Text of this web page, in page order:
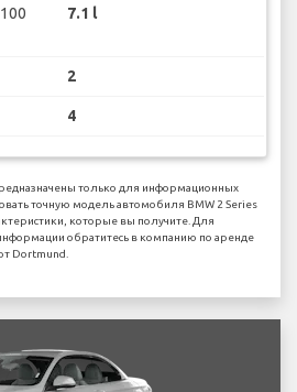
7.1 l
2
4
только для информационных
точную модель автомобиля BMW 2 Series
которые вы получите. Для
обратитесь в компанию по аренде
Dortmund.